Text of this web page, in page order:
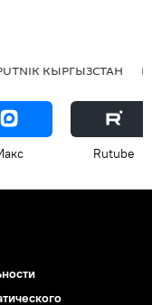
КЫРГЫЗСТАН
Rutube